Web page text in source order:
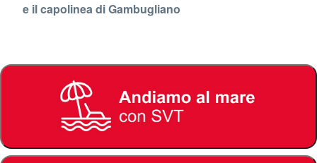
e il capolinea di Gambugliano